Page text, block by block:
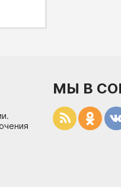
МЫ В